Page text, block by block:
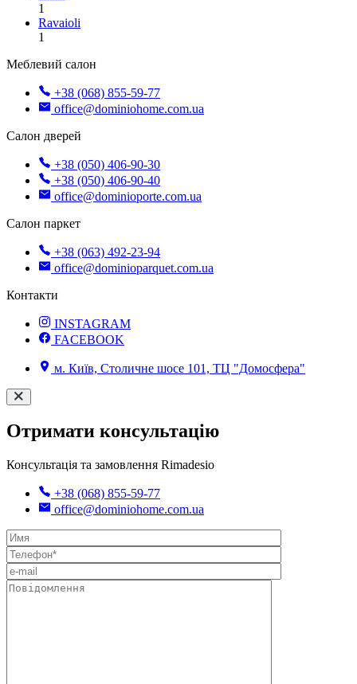
1
Ravaioli
1
Меблевий салон
+38 (068) 855-59-77
office@dominiohome.com.ua
Салон дверей
+38 (050) 406-90-30
+38 (050) 406-90-40
office@dominioporte.com.ua
Салон паркет
+38 (063) 492-23-94
office@dominioparquet.com.ua
Контакти
INSTAGRAM
FACEBOOK
м. Київ, Столичне шосе 101, ТЦ "Домосфера"
Отримати консультацію
Консультація та замовлення Rimadesio
+38 (068) 855-59-77
office@dominiohome.com.ua